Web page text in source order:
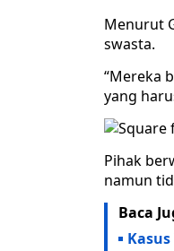
Menurut
swasta.
“Mereka
yang
Pihak
namun
Baca